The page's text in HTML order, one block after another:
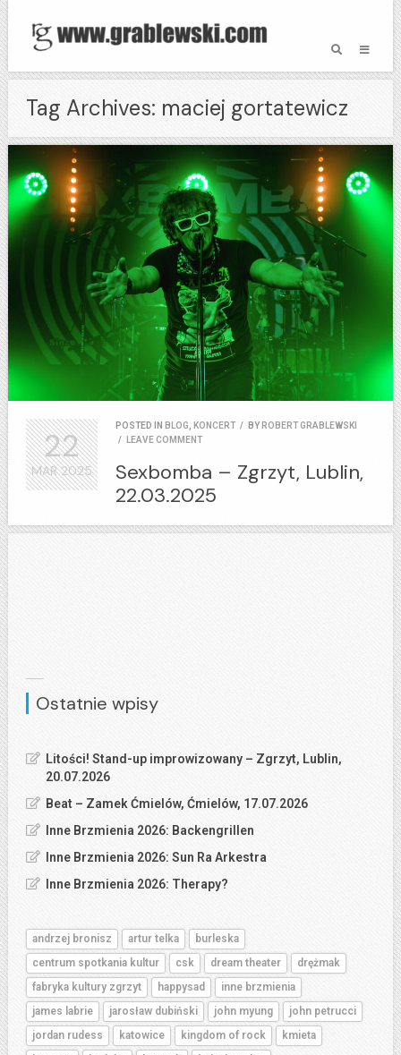
Tag Archives: maciej gortatewicz
POSTED IN BLOG KONCERT / BY ROBERT GRABLEWSKI
/
LEAVE COMMENT
Sexbomba – Zgrzyt, Lublin,
22.03.2025
22
MAR2025
Ostatnie wpisy
Litości! Stand-up improwizowany – Zgrzyt, Lublin,
20.07.2026
Beat – Zamek Ćmielów, Ćmielów, 17.07.2026
Inne Brzmienia 2026: Backengrillen
Inne Brzmienia 2026: Sun Ra Arkestra
Inne Brzmienia 2026: Therapy?
andrzej bronisz artur telka
burleska
centrum spotkania kultur
csk dream theater
drężmak
fabryka kultury zgrzyt
happysad
inne brzmienia
james labrie
jarosław dubiński john myung
john petrucci
jordan rudess
katowice kingdom of rock
kmieta